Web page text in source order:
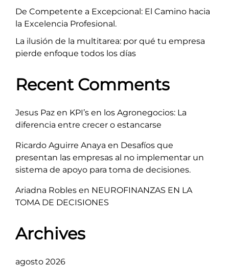
De Competente a Excepcional: El Camino hacia
la Excelencia Profesional.
La ilusión de la multitarea: por qué tu empresa
pierde enfoque todos los días
Recent Comments
Jesus Paz en KPI’s en los Agronegocios: La
diferencia entre crecer o estancarse
Ricardo Aguirre Anaya en Desafíos que
presentan las empresas al no implementar un
sistema de apoyo para toma de decisiones.
Ariadna Robles en NEUROFINANZAS EN LA
TOMA DE DECISIONES
Archives
agosto 2026